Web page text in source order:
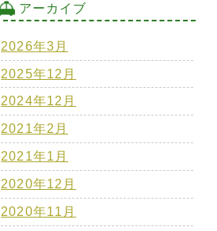
アーカイブ
2026年3月
2025年12月
2024年12月
2021年2月
2021年1月
2020年12月
2020年11月